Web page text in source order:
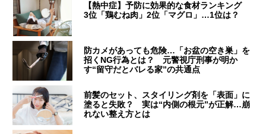
【熱中症】予防に効果的な食材ランキング
3位「鶏むね肉」2位「マグロ」…1位は？
防カメがあっても危険…「お盆の空き巣」を
招くNG行為とは？ 元警視庁刑事が明か
す“留守だとバレる家”の共通点
前髪のセット、スタイリング剤を「表面」に
塗ると失敗？ 実は“内側の根元”が正解…崩
れない整え方とは